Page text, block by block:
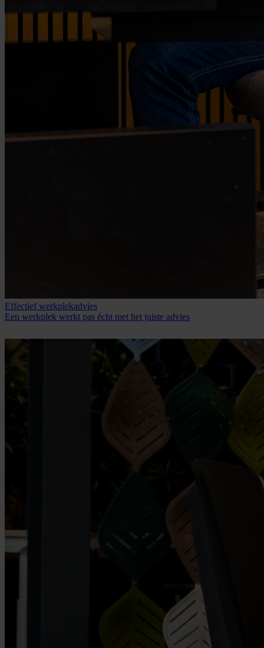
Effectief werkplekadvies
Een werkplek werkt pas écht met het juiste advies